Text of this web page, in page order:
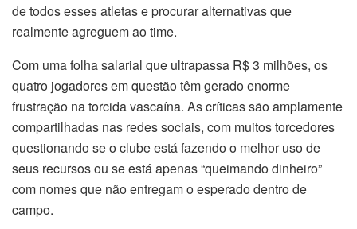
de todos esses atletas e procurar alternativas que
realmente agreguem ao time.
Com uma folha salarial que ultrapassa R$ 3 milhões, os
quatro jogadores em questão têm gerado enorme
frustração na torcida vascaína. As críticas são amplamente
compartilhadas nas redes sociais, com muitos torcedores
questionando se o clube está fazendo o melhor uso de
seus recursos ou se está apenas “queimando dinheiro”
com nomes que não entregam o esperado dentro de
campo.